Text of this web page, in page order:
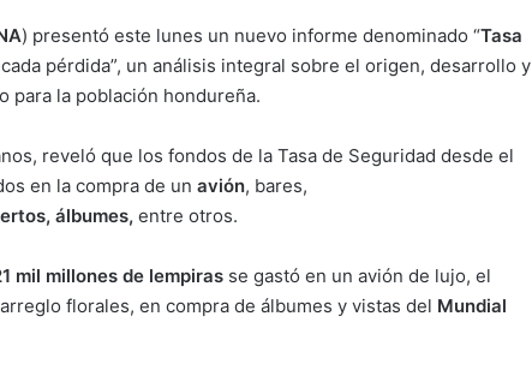
) presentó este lunes un nuevo informe denominado “Tasa
pérdida”, un análisis integral sobre el origen, desarrollo y
para la población hondureña.
reveló que los fondos de la Tasa de Seguridad desde el
en la compra de un avión, bares,
álbumes, entre otros.
mil millones de lempiras se gastó en un avión de lujo, el
florales, en compra de álbumes y vistas del Mundial